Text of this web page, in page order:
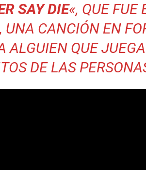
SAY DIE«, QUE FUE
UNA CANCIÓN EN
ALGUIEN QUE
DE LAS